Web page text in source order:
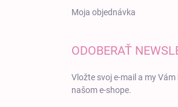
Moja objednávka
ODOBERAŤ
Vložte svoj e-mail a my
našom e-shope.